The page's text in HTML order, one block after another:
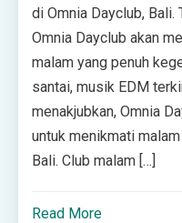
di Omnia Dayclub, Bali.
Omnia Dayclub akan
malam yang penuh
santai, musik EDM
menakjubkan, Omnia
untuk menikmati
Bali. Club malam […]
Read More